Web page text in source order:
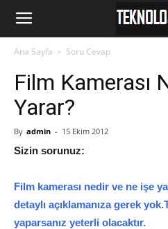
www.Teknoloji6.com
Ana Sayfa Soru Cevap
Film Kamerası
Yarar?
By admin - 15 Ekim 2012
Sizin sorunuz:
Film kamerası nedir ve ne işe
detaylı açıklamanıza gerek
yaparsanız yeterli olacaktır.